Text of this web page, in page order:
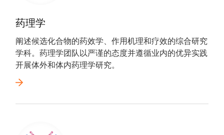
药理学
阐述候选化合物的药效学、作用机理和疗效的综合研究
学科。药理学团队以严谨的态度并遵循业内的优异实践
开展体外和体内药理学研究。